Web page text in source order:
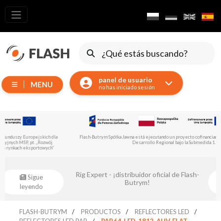
MENU panel de usuario
no has iniciado sesión
Todos los
productos
Dispositivos
Generadores
Iluminación
Láseres
estroboscópicas
Flash-Butrym Spółka Jawna está ejecutando un proyecto cofinanciado por el Fondo Europeo de
Desarrollo Regional bajo la Submedida 1.1.
Rig Expert - ¡distribuidor oficial de Flash-
Sigue
FLASH-BUTRYM
PRODUCTOS
REFLECTORES LED